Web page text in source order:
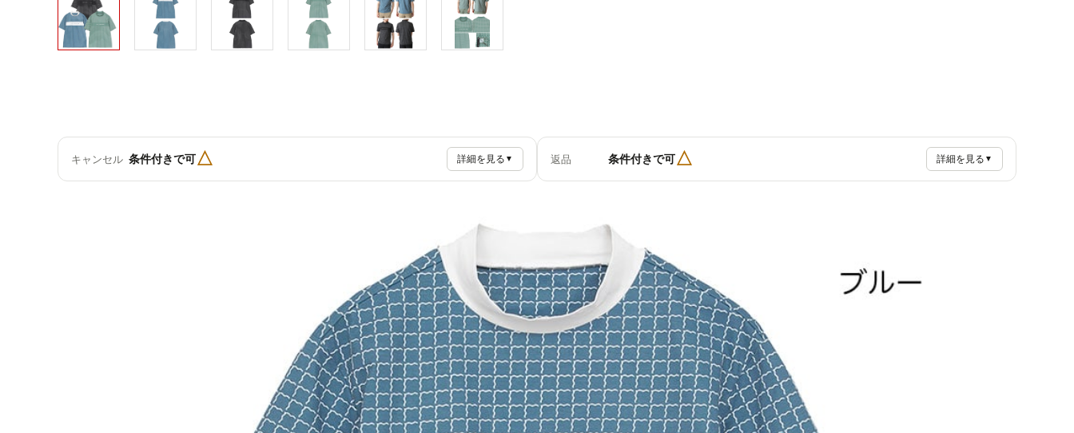
キャンセル 条件付きで可△ 詳細を見る ▼ 返品 条件付きで可△ 詳細を見る ▼